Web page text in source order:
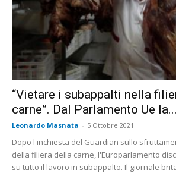
“Vietare i subappalti nella
carne”. Dal Parlamento Ue la...
Leonardo Masnata - 5 Ottobre 2021
Dopo l'inchiesta del Guardian sullo
della filiera della carne, l'Europarlamento
su tutto il lavoro in subappalto. Il giornale